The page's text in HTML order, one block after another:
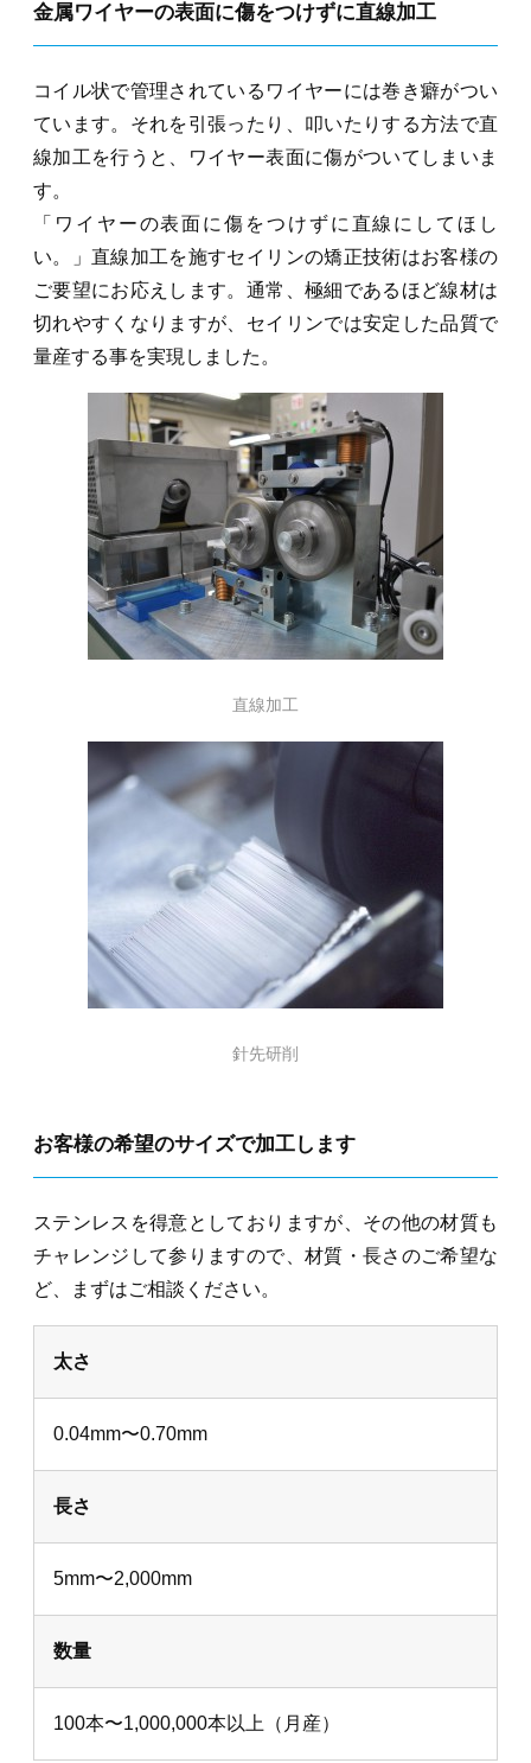
金属ワイヤーの表面に傷をつけずに直線加工
コイル状で管理されているワイヤーには巻き癖がつい
ています。それを引張ったり、叩いたりする方法で直
線加工を行うと、ワイヤー表面に傷がついてしまいま
す。
「ワイヤーの表面に傷をつけずに直線にしてほし
い。」直線加工を施すセイリンの矯正技術はお客様の
ご要望にお応えします。通常、極細であるほど線材は
切れやすくなりますが、セイリンでは安定した品質で
量産する事を実現しました。
直線加工
針先研削
お客様の希望のサイズで加工します
ステンレスを得意としておりますが、その他の材質も
チャレンジして参りますので、材質・長さのご希望な
ど、まずはご相談ください。
太さ
0.04mm〜0.70mm
長さ
5mm〜2,000mm
数量
100本〜1,000,000本以上（月産）